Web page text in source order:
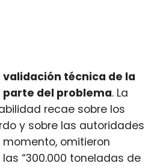
validación técnica de la
parte del problema. La
recae sobre los
y sobre las autoridades
omitieron
“300.000 toneladas de